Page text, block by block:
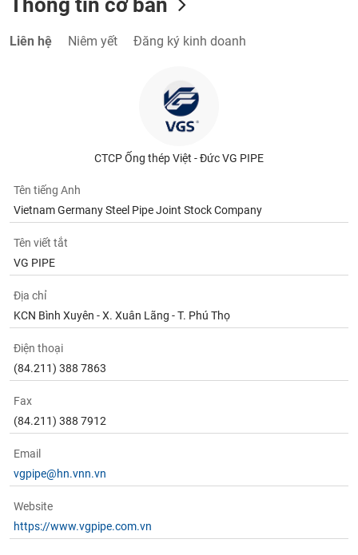
Thông tin cơ bản
Liên hệ Niêm yết Đăng ký kinh doanh
CTCP Ống thép Việt - Đức VG PIPE
Tên tiếng Anh
Vietnam Germany Steel Pipe Joint Stock Company
Tên viết tắt
VG PIPE
Địa chỉ
KCN Bình Xuyên - X. Xuân Lãng - T. Phú Thọ
Điện thoại
(84.211) 388 7863
Fax
(84.211) 388 7912
Email
vgpipe@hn.vnn.vn
Website
https://www.vgpipe.com.vn